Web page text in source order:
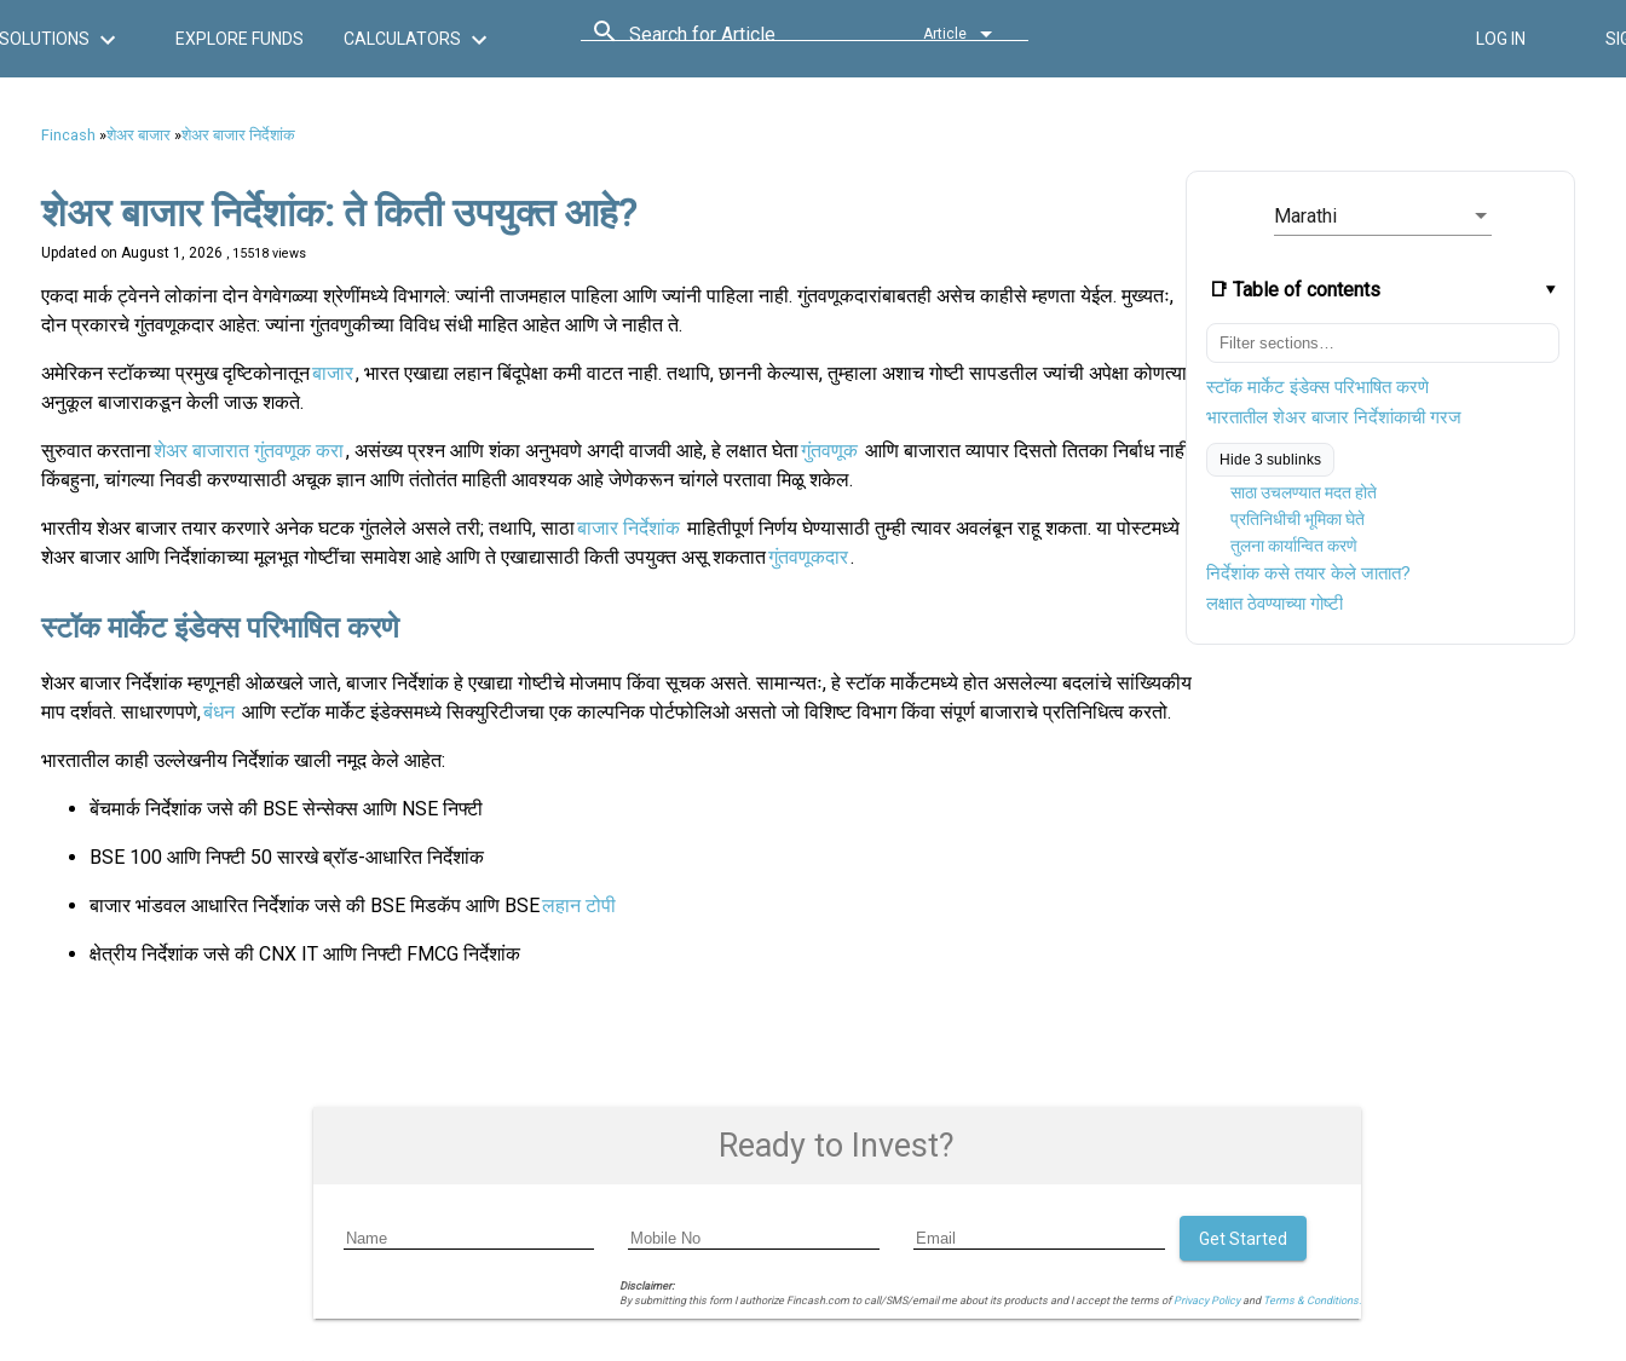
SOLUTIONS EXPLORE FUNDS CALCULATORS Search for Article Article LOG IN
Fincash »शेअर बाजार»शेअर बाजार निर्देशांक
Marathi
📑 Table of contents
स्टॉक मार्केट इंडेक्स परिभाषित करणे
भारतातील शेअर बाजार निर्देशांकाची गरज
Hide 3 sublinks
साठा उचलण्यात मदत होते
प्रतिनिधीची भूमिका घेते
तुलना कार्यान्वित करणे
निर्देशांक कसे तयार केले जातात?
लक्षात ठेवण्याच्या गोष्टी
शेअर बाजार निर्देशांक: ते किती उपयुक्त आहे?
Updated on August 1, 2026 , 15518 views
एकदा मार्क ट्वेनने लोकांना दोन वेगवेगळ्या श्रेणींमध्ये विभागले: ज्यांनी ताजमहाल पाहिला आणि ज्यांनी पाहिला नाही. गुंतवणूकदारांबाबतही असेच काहीसे म्हणता येईल. मुख्यतः,
दोन प्रकारचे गुंतवणूकदार आहेत: ज्यांना गुंतवणुकीच्या विविध संधी माहित आहेत आणि जे नाहीत ते.
अमेरिकन स्टॉकच्या प्रमुख दृष्टिकोनातूनबाजार, भारत एखाद्या लहान बिंदूपेक्षा कमी वाटत नाही. तथापि, छाननी केल्यास, तुम्हाला अशाच गोष्टी सापडतील ज्यांची अपेक्षा कोणत्याही
अनुकूल बाजाराकडून केली जाऊ शकते.
सुरुवात करतानाशेअर बाजारात गुंतवणूक करा, असंख्य प्रश्न आणि शंका अनुभवणे अगदी वाजवी आहे, हे लक्षात घेतागुंतवणूक आणि बाजारात व्यापार दिसतो तितका निर्बाध नाही.
किंबहुना, चांगल्या निवडी करण्यासाठी अचूक ज्ञान आणि तंतोतंत माहिती आवश्यक आहे जेणेकरून चांगले परतावा मिळू शकेल.
भारतीय शेअर बाजार तयार करणारे अनेक घटक गुंतलेले असले तरी; तथापि, साठाबाजार निर्देशांक माहितीपूर्ण निर्णय घेण्यासाठी तुम्ही त्यावर अवलंबून राहू शकता. या पोस्टमध्ये
शेअर बाजार आणि निर्देशांकाच्या मूलभूत गोष्टींचा समावेश आहे आणि ते एखाद्यासाठी किती उपयुक्त असू शकतातगुंतवणूकदार.
स्टॉक मार्केट इंडेक्स परिभाषित करणे
शेअर बाजार निर्देशांक म्हणूनही ओळखले जाते, बाजार निर्देशांक हे एखाद्या गोष्टीचे मोजमाप किंवा सूचक असते. सामान्यतः, हे स्टॉक मार्केटमध्ये होत असलेल्या बदलांचे सांख्यिकीय
माप दर्शवते. साधारणपणे,बंधन आणि स्टॉक मार्केट इंडेक्समध्ये सिक्युरिटीजचा एक काल्पनिक पोर्टफोलिओ असतो जो विशिष्ट विभाग किंवा संपूर्ण बाजाराचे प्रतिनिधित्व करतो.
भारतातील काही उल्लेखनीय निर्देशांक खाली नमूद केले आहेत:
बेंचमार्क निर्देशांक जसे की BSE सेन्सेक्स आणि NSE निफ्टी
BSE 100 आणि निफ्टी 50 सारखे ब्रॉड-आधारित निर्देशांक
बाजार भांडवल आधारित निर्देशांक जसे की BSE मिडकॅप आणि BSEलहान टोपी
क्षेत्रीय निर्देशांक जसे की CNX IT आणि निफ्टी FMCG निर्देशांक
Ready to Invest?
Disclaimer:
By submitting this form I authorize Fincash.com to call/SMS/email me about its products and I accept the terms ofPrivacy Policyand Terms & Conditions.
Get Started